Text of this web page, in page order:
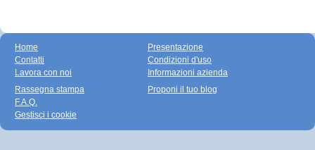
Home
Contatti
Lavora con noi
Presentazione
Condizioni d'uso
Informazioni azienda
Rassegna stampa
F.A.Q.
Gestisci i cookie
Proponi il tuo blog